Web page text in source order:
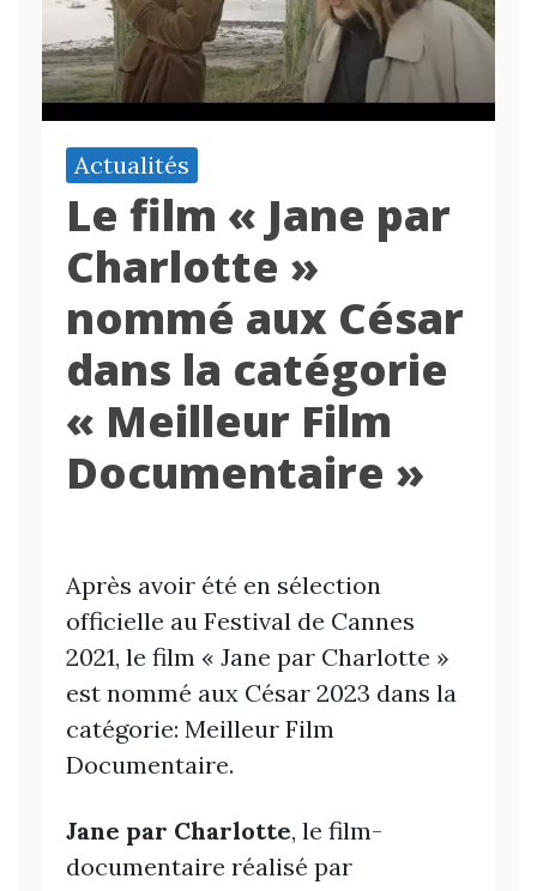
Actualités
Le film « Jane par
Charlotte »
nommé aux César
dans la catégorie
« Meilleur Film
Documentaire »
Après avoir été en sélection
officielle au Festival de Cannes
2021, le film « Jane par Charlotte »
est nommé aux César 2023 dans la
catégorie: Meilleur Film
Documentaire.
Jane par Charlotte, le film-
documentaire réalisé par